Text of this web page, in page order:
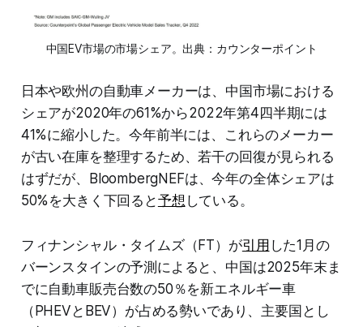
中国EV市場の市場シェア。出典：カウンターポイント
日本や欧州の自動車メーカーは、中国市場における
シェアが2020年の61%から2022年第4四半期には
41%に縮小した。今年前半には、これらのメーカー
が古い在庫を整理するため、若干の回復が見られる
はずだが、BloombergNEFは、今年の全体シェアは
50%を大きく下回ると予想 している。
フィナンシャル・タイムズ（FT）が引用 した1月の
バーンスタインの予測によると、中国は2025年末ま
でに自動車販売台数の50％を新エネルギー車
（PHEVとBEV）が占める勢いであり、主要国とし